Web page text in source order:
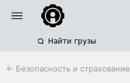
Найти грузы
← Безопасность и страхование